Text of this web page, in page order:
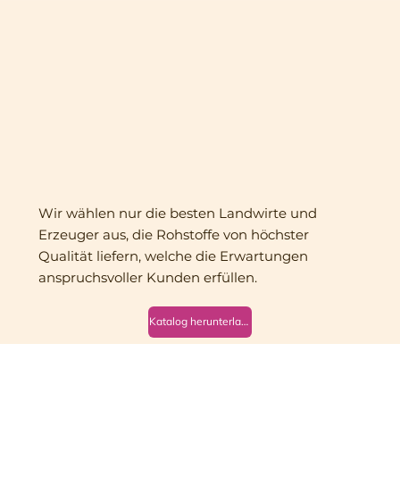
Katalog herunterladen
Wir wählen nur die besten Landwirte und
Erzeuger aus, die Rohstoffe von höchster
Qualität liefern, welche die Erwartungen
anspruchsvoller Kunden erfüllen.